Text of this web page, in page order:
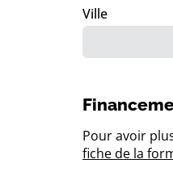
Ville
Pour avoir
fiche de la